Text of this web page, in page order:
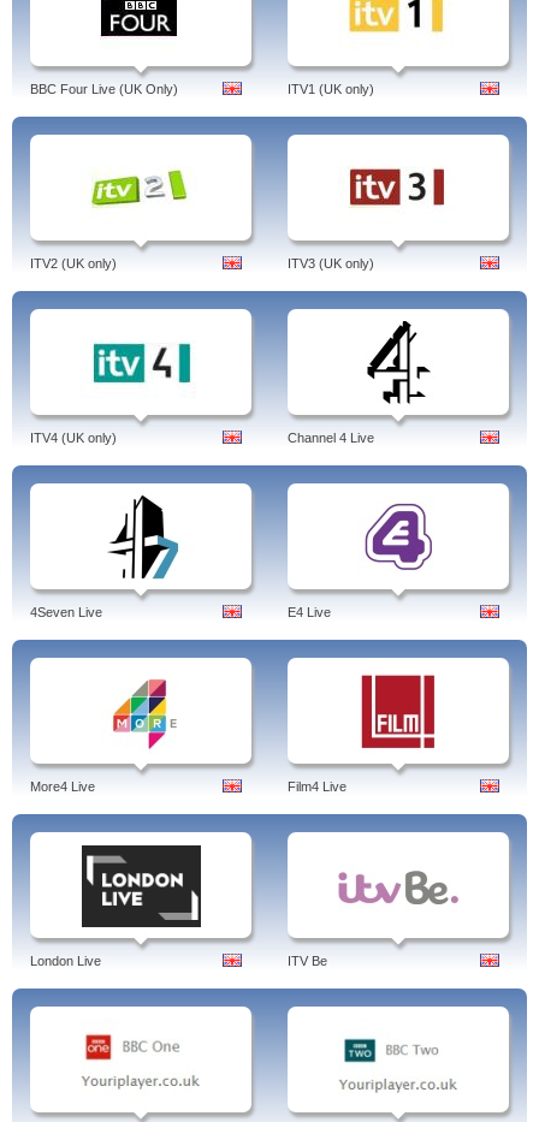
BBC Four Live (UK Only) ITV1 (UK only)
ITV2 (UK only) ITV3 (UK only)
ITV4 (UK only) Channel 4 Live
4Seven Live E4 Live
More4 Live Film4 Live
London Live ITV Be